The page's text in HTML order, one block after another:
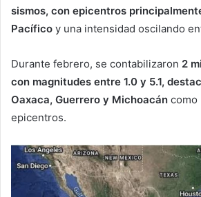
sismos, con epicentros
Pacífico y una intensidad oscilando
Durante febrero, se contabilizaron 2
con magnitudes entre 1.0 y 5.1,
Oaxaca, Guerrero y Michoacán como
epicentros.